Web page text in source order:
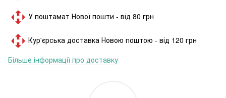
У поштамат Нової пошти - від 80 грн
Кур'єрська доставка Новою поштою - від 120 грн
Більше інформації про доставку